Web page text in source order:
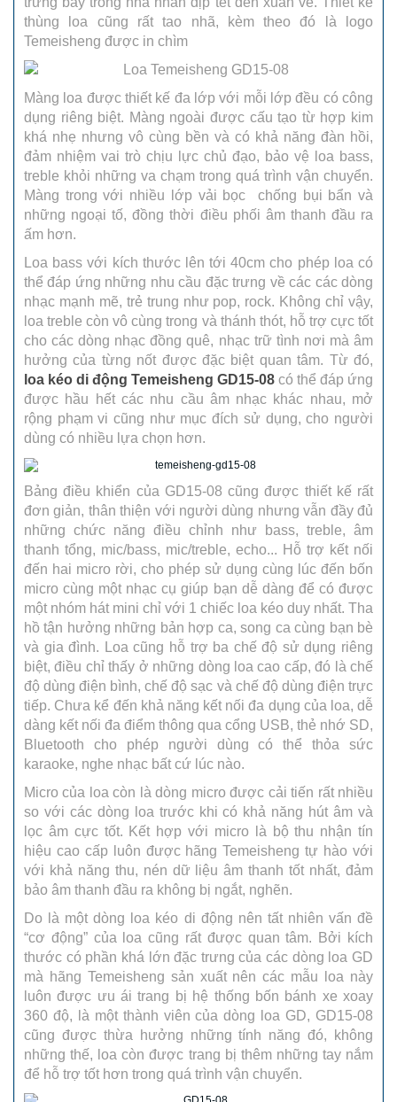
thùng loa cũng rất tao nhã, kèm theo đó là logo
Temeisheng được in chìm
Màng loa được thiết kế đa lớp với mỗi lớp đều có công
dụng riêng biệt. Màng ngoài được cấu tạo từ hợp kim
khá nhẹ nhưng vô cùng bền và có khả năng đàn hồi,
đảm nhiệm vai trò chịu lực chủ đạo, bảo vệ loa bass,
treble khỏi những va chạm trong quá trình vận chuyển.
Màng trong với nhiều lớp vải bọc chống bụi bẩn và
những ngoại tố, đồng thời điều phối âm thanh đầu ra
ấm hơn.
Loa bass với kích thước lên tới 40cm cho phép loa có
thể đáp ứng những nhu cầu đặc trưng về các các dòng
nhạc mạnh mẽ, trẻ trung như pop, rock. Không chỉ vậy,
loa treble còn vô cùng trong và thánh thót, hỗ trợ cực tốt
cho các dòng nhạc đồng quê, nhạc trữ tình nơi mà âm
hưởng của từng nốt được đặc biệt quan tâm. Từ đó,
loa kéo di động Temeisheng GD15-08 có thể đáp ứng
được hầu hết các nhu cầu âm nhạc khác nhau, mở
rộng phạm vi cũng như mục đích sử dụng, cho người
dùng có nhiều lựa chọn hơn.
Bảng điều khiển của GD15-08 cũng được thiết kế rất
đơn giản, thân thiện với người dùng nhưng vẫn đầy đủ
những chức năng điều chỉnh như bass, treble, âm
thanh tổng, mic/bass, mic/treble, echo... Hỗ trợ kết nối
đến hai micro rời, cho phép sử dụng cùng lúc đến bốn
micro cùng một nhạc cụ giúp bạn dễ dàng để có được
một nhóm hát mini chỉ với 1 chiếc loa kéo duy nhất. Tha
hồ tận hưởng những bản hợp ca, song ca cùng bạn bè
và gia đình. Loa cũng hỗ trợ ba chế độ sử dụng riêng
biệt, điều chỉ thấy ở những dòng loa cao cấp, đó là chế
độ dùng điện bình, chế độ sạc và chế độ dùng điện trực
tiếp. Chưa kể đến khả năng kết nối đa dụng của loa, dễ
dàng kết nối đa điểm thông qua cổng USB, thẻ nhớ SD,
Bluetooth cho phép người dùng có thể thỏa sức
karaoke, nghe nhạc bất cứ lúc nào.
Micro của loa còn là dòng micro được cải tiến rất nhiều
so với các dòng loa trước khi có khả năng hút âm và
lọc âm cực tốt. Kết hợp với micro là bộ thu nhận tín
hiệu cao cấp luôn được hãng Temeisheng tự hào với
với khả năng thu, nén dữ liệu âm thanh tốt nhất, đảm
bảo âm thanh đầu ra không bị ngắt, nghẽn.
Do là một dòng loa kéo di động nên tất nhiên vấn đề
“cơ động” của loa cũng rất được quan tâm. Bởi kích
thước có phần khá lớn đặc trưng của các dòng loa GD
mà hãng Temeisheng sản xuất nên các mẫu loa này
luôn được ưu ái trang bị hệ thống bốn bánh xe xoay
360 độ, là một thành viên của dòng loa GD, GD15-08
cũng được thừa hưởng những tính năng đó, không
những thế, loa còn được trang bị thêm những tay nắm
để hỗ trợ tốt hơn trong quá trình vận chuyển.